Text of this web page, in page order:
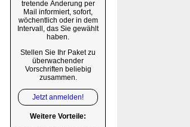
tretende Änderung per
Mail informiert, sofort,
wöchentlich oder in dem
Intervall, das Sie gewählt
haben.
Stellen Sie Ihr Paket zu
überwachender
Vorschriften beliebig
zusammen.
Jetzt anmelden!
Weitere Vorteile: